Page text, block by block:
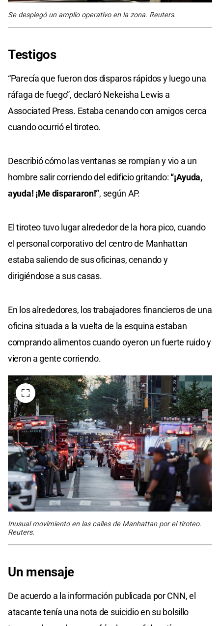
Se desplegó un amplio operativo en la zona. Reuters.
Testigos
“Parecía que fueron dos disparos rápidos y luego una
ráfaga de fuego”, declaró Nekeisha Lewis a
Associated Press. Estaba cenando con amigos cerca
cuando ocurrió el tiroteo.
Describió cómo las ventanas se rompían y vio a un
hombre salir corriendo del edificio gritando: “¡Ayuda,
ayuda! ¡Me dispararon!”, según AP.
El tiroteo tuvo lugar alrededor de la hora pico, cuando
el personal corporativo del centro de Manhattan
estaba saliendo de sus oficinas, cenando y
dirigiéndose a sus casas.
En los alrededores, los trabajadores financieros de una
oficina situada a la vuelta de la esquina estaban
comprando alimentos cuando oyeron un fuerte ruido y
vieron a gente corriendo.
Inusual movimiento en las calles de Manhattan por el tiroteo.
Reuters.
Un mensaje
De acuerdo a la información publicada por CNN, el
atacante tenía una nota de suicidio en su bolsillo